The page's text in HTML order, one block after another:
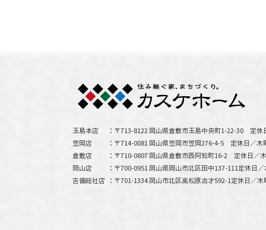
玉島本店 〒713-8122 岡山県倉敷市玉島中央町1-22-30 定休
笠岡店
〒714-0081 岡山県笠岡市笠岡276-4-5 定休日／木
倉敷店
〒710-0807 岡山県倉敷市西阿知町16-2 定休日／
岡山店
〒700-0951 岡山県岡山市北区田中137-111 定休日
吉備総社店
〒701-1334 岡山市北区高松原古才592-1 定休日／木